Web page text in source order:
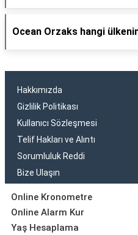
Ocean Orzaks hangi
Hakkımızda
Gizlilik Politikası
Kullanıcı Sözleşmesi
Telif Hakları ve Alıntı
Sorumluluk Reddi
Bize Ulaşın
Online Kronometre
Online Alarm Kur
Yaş Hesaplama